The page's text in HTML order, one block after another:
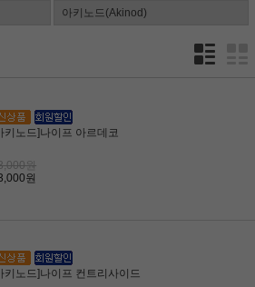
키노드]나이프 아르데코
원
원
키노드]나이프 컨트리사이드